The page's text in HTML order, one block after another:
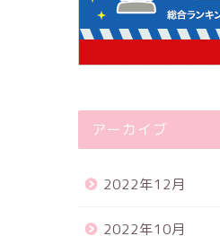
アーカイブ
2022年12月
2022年10月